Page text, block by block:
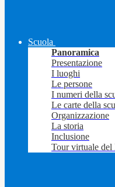
Scuola
Panoramica
Presentazione
I luoghi
Le persone
I numeri della
Le carte della
Organizzazione
La storia
Inclusione
Tour virtuale del